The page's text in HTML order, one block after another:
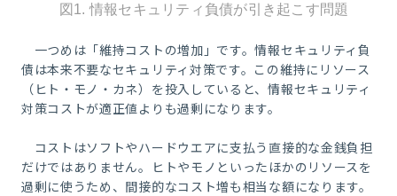
図1. 情報セキュリティ負債が引き起こす問題
一つめは「維持コストの増加」です。情報セキュリティ負
債は本来不要なセキュリティ対策です。この維持にリソース
（ヒト・モノ・カネ）を投入していると、情報セキュリティ
対策コストが適正値よりも過剰になります。
コストはソフトやハードウエアに支払う直接的な金銭負担
だけではありません。ヒトやモノといったほかのリソースを
過剰に使うため、間接的なコスト増も相当な額になります。